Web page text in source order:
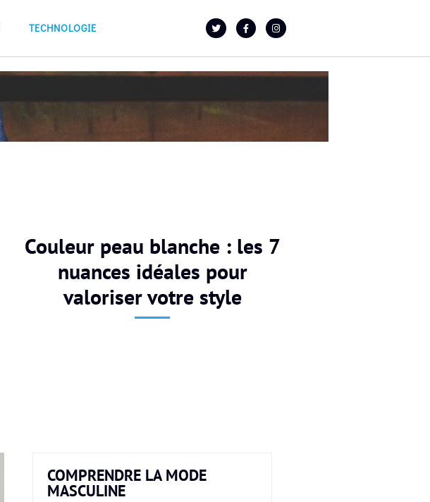
TECHNOLOGIE
Couleur peau blanche : les 7
nuances idéales pour
valoriser votre style
COMPRENDRE LA MODE
MASCULINE